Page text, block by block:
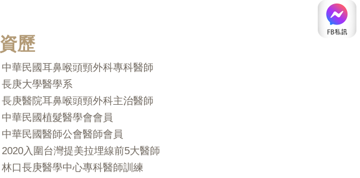
資歷
中華民國耳鼻喉頭頸外科專科醫師
長庚大學醫學系
長庚醫院耳鼻喉頭頸外科主治醫師
中華民國植髮醫學會會員
中華民國醫師公會醫師會員
2020入圍台灣提美拉埋線前5大醫師
林口長庚醫學中心專科醫師訓練